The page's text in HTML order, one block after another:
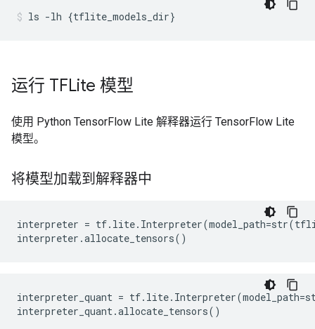
ls -lh {tflite_models_dir}
运行 TFLite 模型
使用 Python TensorFlow Lite 解释器运行 TensorFlow Lite
模型。
将模型加载到解释器中
interpreter =
interpreter_quant =